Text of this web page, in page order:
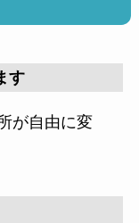
す
が自由に変